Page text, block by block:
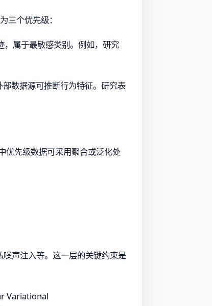
三个优先级：
，属于最敏感类别。例如，研究
数据源可推断行为特征。研究表
优先级数据可采用聚合或泛化处
声注入等。这一层的关键约束是
Variational